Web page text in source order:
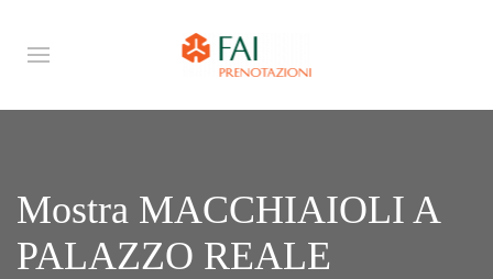
Mostra MACCHIAIOLI A
PALAZZO REALE